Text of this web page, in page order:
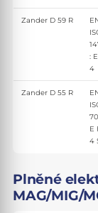
Zander D 59 R
:
4
Zander D 55 R
E
4
Plněné
MAG/MIG/